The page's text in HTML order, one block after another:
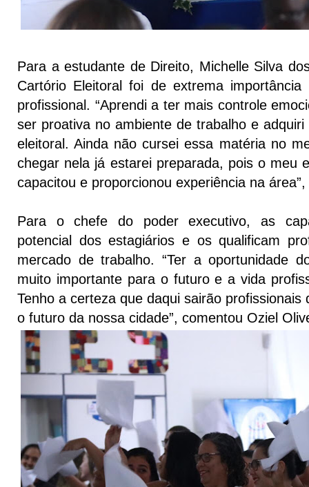
Para a estudante de Direito, Michelle Silva
Cartório Eleitoral foi de extrema
profissional. “Aprendi a ter mais controle
ser proativa no ambiente de trabalho e
eleitoral. Ainda não cursei essa matéria no
chegar nela já estarei preparada, pois o meu
capacitou e proporcionou experiência na
Para o chefe do poder executivo, as
potencial dos estagiários e os qualificam
mercado de trabalho. “Ter a oportunidade
muito importante para o futuro e a vida
Tenho a certeza que daqui sairão profissionais
o futuro da nossa cidade”, comentou Oziel